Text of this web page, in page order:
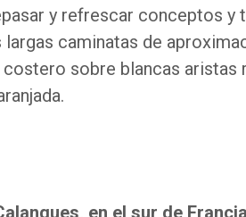
y refrescar conceptos y
caminatas de
sobre blancas aristas
en el sur de